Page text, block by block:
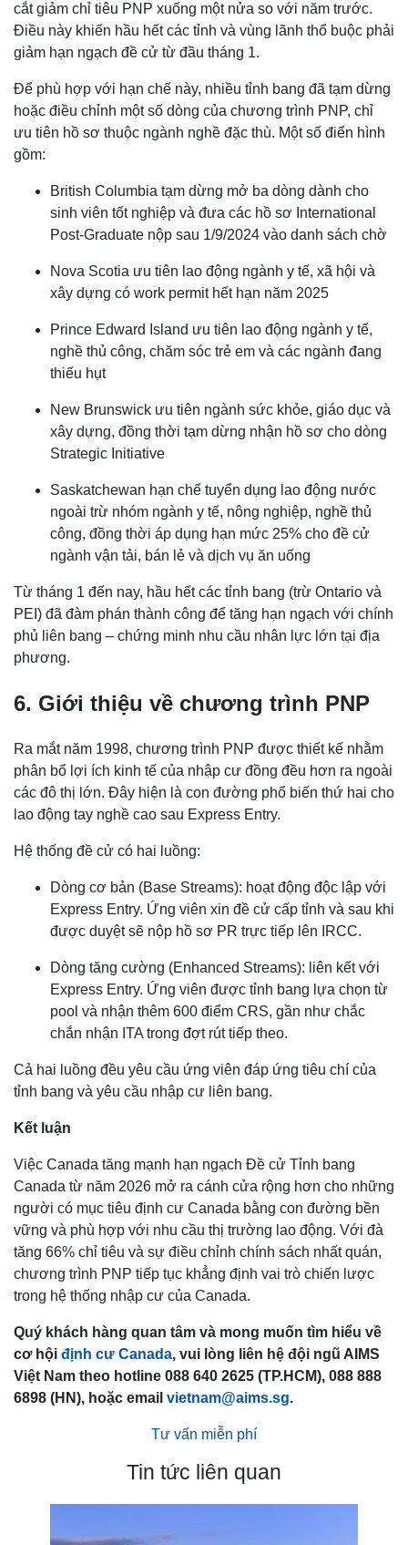
cắt giảm chỉ tiêu PNP xuống một nửa so với năm trước.
Điều này khiến hầu hết các tỉnh và vùng lãnh thổ buộc phải
giảm hạn ngạch đề cử từ đầu tháng 1.
Để phù hợp với hạn chế này, nhiều tỉnh bang đã tạm dừng
hoặc điều chỉnh một số dòng của chương trình PNP, chỉ
ưu tiên hồ sơ thuộc ngành nghề đặc thù. Một số điển hình
gồm:
British Columbia tạm dừng mở ba dòng dành cho
sinh viên tốt nghiệp và đưa các hồ sơ International
Post-Graduate nộp sau 1/9/2024 vào danh sách chờ
Nova Scotia ưu tiên lao động ngành y tế, xã hội và
xây dựng có work permit hết hạn năm 2025
Prince Edward Island ưu tiên lao động ngành y tế,
nghề thủ công, chăm sóc trẻ em và các ngành đang
thiếu hụt
New Brunswick ưu tiên ngành sức khỏe, giáo dục và
xây dựng, đồng thời tạm dừng nhận hồ sơ cho dòng
Strategic Initiative
Saskatchewan hạn chế tuyển dụng lao động nước
ngoài trừ nhóm ngành y tế, nông nghiệp, nghề thủ
công, đồng thời áp dụng hạn mức 25% cho đề cử
ngành vận tải, bán lẻ và dịch vụ ăn uống
Từ tháng 1 đến nay, hầu hết các tỉnh bang (trừ Ontario và
PEI) đã đàm phán thành công để tăng hạn ngạch với chính
phủ liên bang – chứng minh nhu cầu nhân lực lớn tại địa
phương.
6. Giới thiệu về chương trình PNP
Ra mắt năm 1998, chương trình PNP được thiết kế nhằm
phân bổ lợi ích kinh tế của nhập cư đồng đều hơn ra ngoài
các đô thị lớn. Đây hiện là con đường phổ biến thứ hai cho
lao động tay nghề cao sau Express Entry.
Hệ thống đề cử có hai luồng:
Dòng cơ bản (Base Streams): hoạt động độc lập với
Express Entry. Ứng viên xin đề cử cấp tỉnh và sau khi
được duyệt sẽ nộp hồ sơ PR trực tiếp lên IRCC.
Dòng tăng cường (Enhanced Streams): liên kết với
Express Entry. Ứng viên được tỉnh bang lựa chọn từ
pool và nhận thêm 600 điểm CRS, gần như chắc
chắn nhận ITA trong đợt rút tiếp theo.
Cả hai luồng đều yêu cầu ứng viên đáp ứng tiêu chí của
tỉnh bang và yêu cầu nhập cư liên bang.
Kết luận
Việc Canada tăng mạnh hạn ngạch Đề cử Tỉnh bang
Canada từ năm 2026 mở ra cánh cửa rộng hơn cho những
người có mục tiêu định cư Canada bằng con đường bền
vững và phù hợp với nhu cầu thị trường lao động. Với đà
tăng 66% chỉ tiêu và sự điều chỉnh chính sách nhất quán,
chương trình PNP tiếp tục khẳng định vai trò chiến lược
trong hệ thống nhập cư của Canada.
Quý khách hàng quan tâm và mong muốn tìm hiểu về
cơ hội định cư Canada, vui lòng liên hệ đội ngũ AIMS
Việt Nam theo hotline 088 640 2625 (TP.HCM), 088 888
6898 (HN), hoặc email vietnam@aims.sg.
Tư vấn miễn phí
Tin tức liên quan